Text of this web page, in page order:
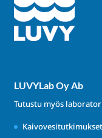
LUVYLab Oy Ab
Tutustu myös